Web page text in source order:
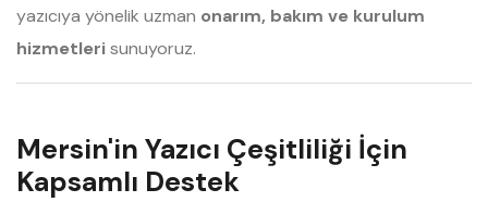
yazıcıya yönelik uzman onarım, bakım ve kurulum
hizmetlerisunuyoruz.
Mersin'in Yazıcı Çeşitliliği İçin
Kapsamlı Destek